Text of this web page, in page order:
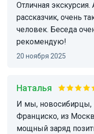
Отличная экскурсия. Алина замечательный
рассказчик, очень
человек. Беседа
рекомендую!
20 ноября 2025
Наталья
И мы, новосибирцы, и наши гости из Сан-
Франциско, из
мощный заряд